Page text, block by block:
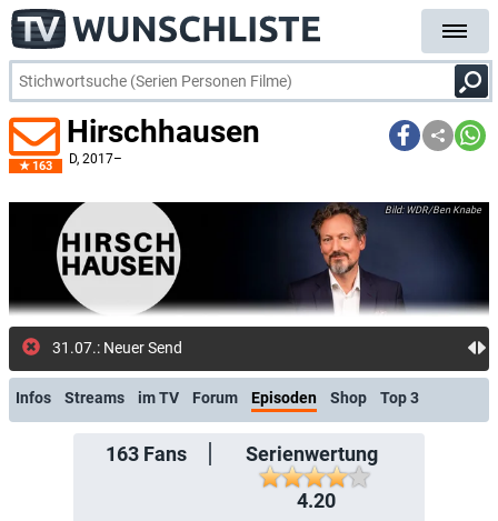
163
Hirschhausen
D, 2017–
WDR/Ben Knabe
31.07.: Neuer Sendetermin
Infos Streams im TV Forum Episoden Shop Top 3
163Fans
Serienwertung
4.20